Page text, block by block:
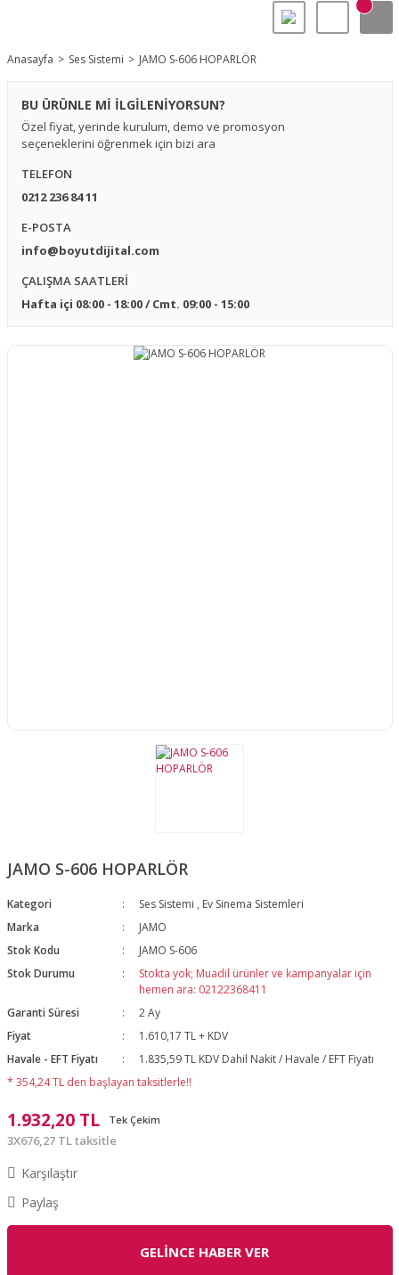
Anasayfa Ses Sistemi JAMO S-606 HOPARLÖR
BU ÜRÜNLE Mİ İLGİLENİYORSUN?
Özel fiyat, yerinde kurulum, demo ve promosyon
seçeneklerini öğrenmek için bizi ara
TELEFON
0212 236 84 11
E-POSTA
info@boyutdijital.com
ÇALIŞMA SAATLERİ
Hafta içi 08:00 - 18:00 / Cmt. 09:00 - 15:00
JAMO S-606 HOPARLÖR
Kategori Ses Sistemi , Ev Sinema Sistemleri
Marka
JAMO
Stok Kodu
JAMO S-606
Stok Durumu
Stokta yok; Muadil ürünler ve kampanyalar için
hemen ara: 02122368411
Garanti Süresi
2 Ay
Fiyat
1.610,17 TL + KDV
Havale - EFT Fiyatı
1.835,59 TL KDV Dahil Nakit / Havale / EFT Fiyatı
* 354,24 TL den başlayan taksitlerle!!
1.932,20 TL Tek Çekim
3X676,27 TL taksitle
Karşılaştır
Paylaş
GELİNCE HABER VER